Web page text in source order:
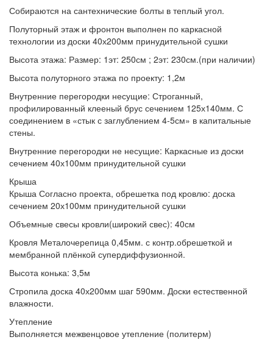
Собираются на сантехнические болты в теплый угол.
Полуторный этаж и фронтон выполнен по каркасной
технологии из доски 40х200мм принудительной сушки
Высота этажа: Размер: 1эт: 250см ; 2эт: 230см.(при наличии)
Высота полуторного этажа по проекту: 1,2м
Внутренние перегородки несущие: Строганный,
профилированный клееный брус сечением 125х140мм. С
соединением в «стык с заглублением 4-5см» в капитальные
стены.
Внутренние перегородки не несущие: Каркасные из доски
сечением 40х100мм принудительной сушки
Крыша
Крыша Согласно проекта, обрешетка под кровлю: доска
сечением 20х100мм принудительной сушки
Объемные свесы кровли(широкий свес): 40см
Кровля Металочерепица 0,45мм. с контр.обрешеткой и
мембранной плёнкой супердиффузионной.
Высота конька: 3,5м
Стропила доска 40х200мм шаг 590мм. Доски естественной
влажности.
Утепление
Выполняется межвенцовое утепление (политерм)